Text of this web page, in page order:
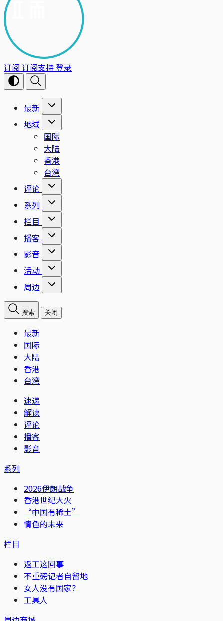
订阅 订阅支持登录
最新
地域
国际
大陆
香港
台湾
评论
系列
栏目
播客
影音
活动
周边
搜索 关闭
最新
国际
大陆
香港
台湾
速递
解读
评论
播客
影音
系列
2026伊朗战争
香港世纪大火
“中国有稀土”
情色的未来
栏目
返工这回事
不重磅记者自留地
女人没有国家？
工具人